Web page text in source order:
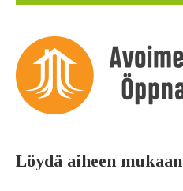
Löydä aiheen mukaan